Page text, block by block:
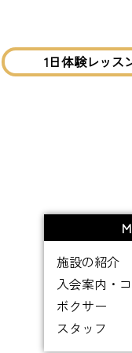
1日体験レッス
施設の紹介
入会案内・
ボクサー
スタッフ